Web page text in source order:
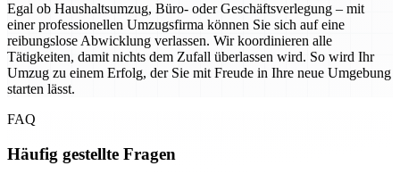
Egal ob Haushaltsumzug, Büro- oder Geschäftsverlegung – mit
einer professionellen Umzugsfirma können Sie sich auf eine
reibungslose Abwicklung verlassen. Wir koordinieren alle
Tätigkeiten, damit nichts dem Zufall überlassen wird. So wird Ihr
Umzug zu einem Erfolg, der Sie mit Freude in Ihre neue Umgebung
starten lässt.
FAQ
Häufig gestellte Fragen